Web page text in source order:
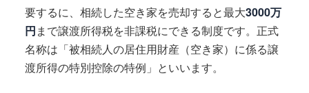
要するに、相続した空き家を売却すると最大3000万
円まで譲渡所得税を非課税にできる制度です。正式
名称は「被相続人の居住用財産（空き家）に係る譲
渡所得の特別控除の特例」といいます。